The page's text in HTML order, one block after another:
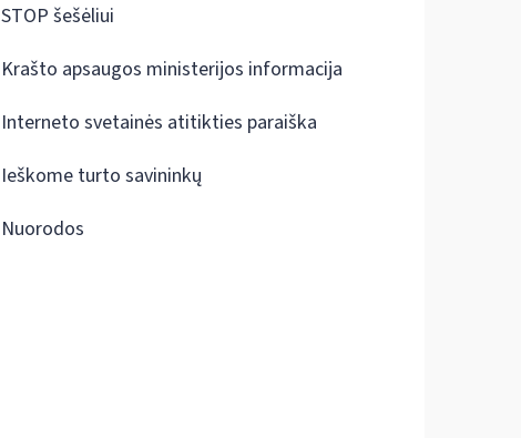
STOP šešėliui
Krašto apsaugos ministerijos informacija
Interneto svetainės atitikties paraiška
Ieškome turto savininkų
Nuorodos